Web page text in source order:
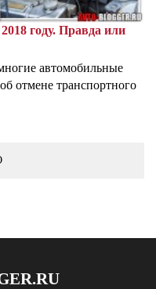
году. Правда или
автомобильные
отмене транспортного